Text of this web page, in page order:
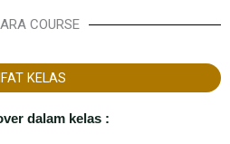
COURSE
KELAS
dalam kelas :